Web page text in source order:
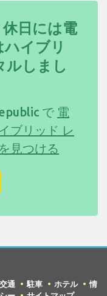
日には電
イブリ
ルしまし
で 電
ブリッド レ
見つける
通 駐車 ホテル
情